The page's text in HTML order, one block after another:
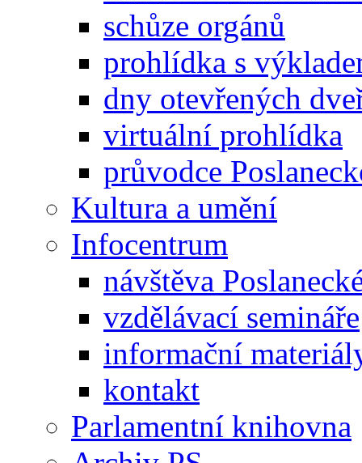
schůze orgánů
prohlídka s
dny otevřených
virtuální prohlídka
průvodce
Kultura a umění
Infocentrum
návštěva
vzdělávací semináře
informační
kontakt
Parlamentní knihovna